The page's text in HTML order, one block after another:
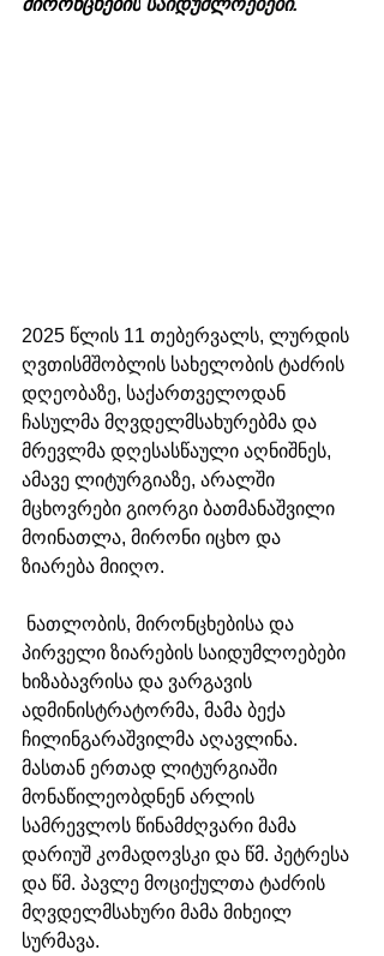
მირონცხების საიდუმლოებები.
2025 წლის 11 თებერვალს, ლურდის
ღვთისმშობლის სახელობის ტაძრის
დღეობაზე, საქართველოდან
ჩასულმა მღვდელმსახურებმა და
მრევლმა დღესასწაული აღნიშნეს,
ამავე ლიტურგიაზე, არალში
მცხოვრები გიორგი ბათმანაშვილი
მოინათლა, მირონი იცხო და
ზიარება მიიღო.
ნათლობის, მირონცხებისა და
პირველი ზიარების საიდუმლოებები
ხიზაბავრისა და ვარგავის
ადმინისტრატორმა, მამა ბექა
ჩილინგარაშვილმა აღავლინა.
მასთან ერთად ლიტურგიაში
მონაწილეობდნენ არლის
სამრევლოს წინამძღვარი მამა
დარიუშ კომადოვსკი და წმ. პეტრესა
და წმ. პავლე მოციქულთა ტაძრის
მღვდელმსახური მამა მიხეილ
სურმავა.